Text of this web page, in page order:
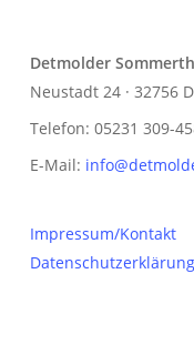
Detmolder
Neustadt 24 · 32756
Telefon: 05231 309-
E-Mail:
Impressum/Kontakt
Datenschutzerklärung